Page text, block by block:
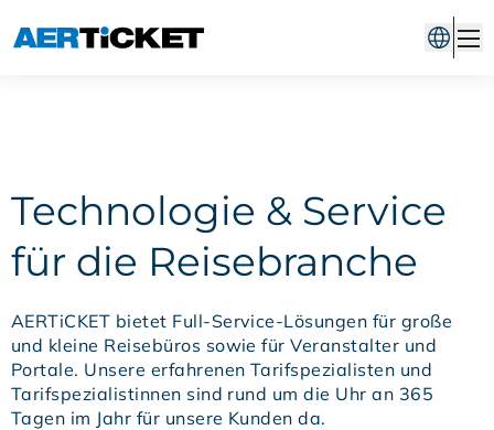
Technologie & Service
für die Reisebranche
AERTiCKET bietet Full-Service-Lösungen für große
und kleine Reisebüros sowie für Veranstalter und
Portale. Unsere erfahrenen Tarifspezialisten und
Tarifspezialistinnen sind rund um die Uhr an 365
Tagen im Jahr für unsere Kunden da.